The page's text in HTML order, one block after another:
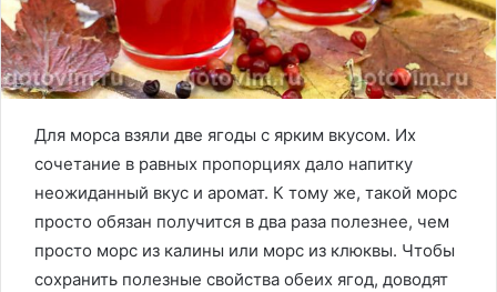
Для морса взяли две ягоды с ярким вкусом. Их
сочетание в равных пропорциях дало напитку
неожиданный вкус и аромат. К тому же, такой морс
просто обязан получится в два раза полезнее, чем
просто морс из калины или морс из клюквы. Чтобы
сохранить полезные свойства обеих ягод, доводят